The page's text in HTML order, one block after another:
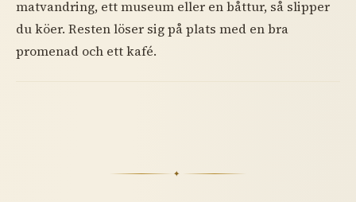
matvandring, ett museum eller en båttur, så slipper
du köer. Resten löser sig på plats med en bra
promenad och ett kafé.
✦